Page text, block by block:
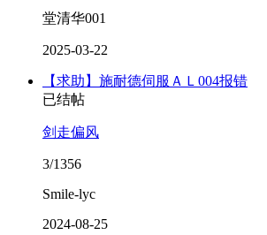
堂清华001
2025-03-22
【求助】施耐德伺服ＡＬ004报错
已结帖
剑走偏风
3/1356
Smile-lyc
2024-08-25